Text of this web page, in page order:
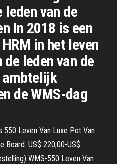
van de
In 2018 is een
in het leven
leden van de
ambtelijk
de WMS-dag
550 Leven Van Luxe Pot Van
Board. US$ 220,00-US$
WMS-550 Leven Van